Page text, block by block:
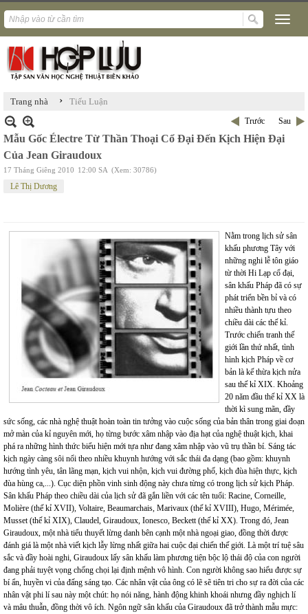
Trang nhà › Tiểu Luận
Trước Sau
Mẫu Gốc Électre Từ Thần Thoại Cổ Đại Đến Kịch Hiện Đại
Của Jean Giraudoux
17 Tháng Giêng 2010 12:00 SA (Xem: 30786)
Lê Thị Dương
Nằm trong lịch sử sân
khấu phương Tây với
những nghi lễ tôn giáo
từ thời Hi Lạp cổ đại,
sân khấu Pháp đã có sự
phát triển bền bỉ và có
nhiều thành tựu theo
chiều dài các thế kỉ.
Trước chiến tranh thế
giới lần thứ nhất, tình
hình kịch Pháp về cơ
bản là kế thừa kịch nửa
sau thế kỉ XIX. Khoảng
20 năm đầu thế kỉ XX là
thời kì sung mãn, đầy
sức sống, các nhà nghệ thuật hoàn toàn tin tưởng vào cuộc sống của bản thân trong giai đoạn
mở màn của kỉ nguyên mới, họ từng bước xâm nhập vào địa hạt của nghệ thuật kịch, khai
phá ra những hình thức biểu hiện mới tựa như đang xâm nhập vào vũ trụ thần bí. Sáng tác
kịch ngày càng sôi nổi theo nhiều khuynh hướng với sắc thái đa dạng (bao gồm: khuynh
hướng tình yêu, tân lãng mạn, kịch vui nhộn, kịch vui đường phố, kịch đùa hiện thực, kịch
đùa hùng ca,...). Cục diện phồn vinh sinh động này chưa từng có trong lịch sử kịch Pháp.
Sân khấu Pháp theo chiều dài của lịch sử đã gắn liền với các tên tuổi: Racine, Corneille,
Molière (thế kỉ XVII), Voltaire, Beaumarchais, Marivaux (thế kỉ XVIII), Hugo, Mérimée,
Musset (thế kỉ XIX), Claudel, Giraudoux, Ionesco, Beckett (thế kỉ XX). Trong đó, Jean
Giraudoux, một nhà tiểu thuyết lừng danh bên cạnh một nhà ngoại giao, đồng thời được
đánh giá là một nhà viết kịch lẫy lừng nhất giữa hai cuộc đại chiến thế giới. Là một trí tuệ sâu
sắc và đầy hoài nghi, Giraudoux lấy sân khấu làm phương tiện bộc lộ thái độ của con người
đang phải tuyệt vọng chống chọi lại định mệnh vô hình. Con người không sao hiểu được sự
bí ẩn, huyền vi của đấng sáng tạo. Các nhân vật của ông có lẽ sẽ tiên tri cho sự ra đời của các
nhân vật phi lí sau này một chút: họ nói năng, hành động khinh khoái nhưng đầy nghịch lí
và mâu thuẫn, đồng thời vô ích. Ngôn ngữ sân khấu của Giraudoux đã trở thành mẫu mực: